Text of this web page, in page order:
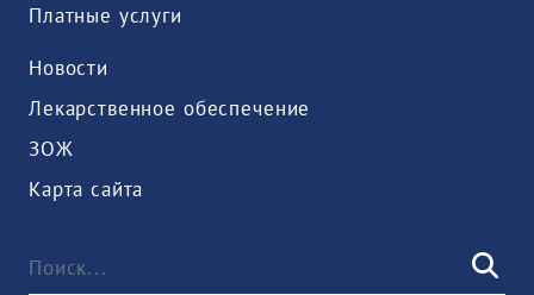
Платные услуги
Новости
Лекарственное обеспечение
ЗОЖ
Карта сайта